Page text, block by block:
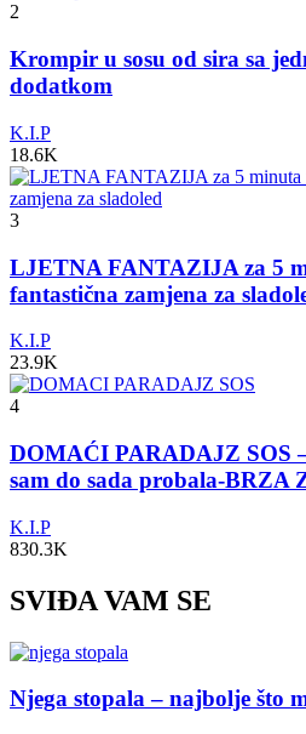
2
Krompir u sosu od sira sa
dodatkom
K.I.P
18.6K
3
LJETNA FANTAZIJA za 5
fantastična zamjena za
K.I.P
23.9K
4
DOMAĆI PARADAJZ SOS
sam do sada probala-BRZA
K.I.P
830.3K
SVIĐA VAM SE
Njega stopala – najbolje što